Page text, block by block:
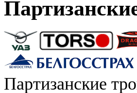
Партизанские